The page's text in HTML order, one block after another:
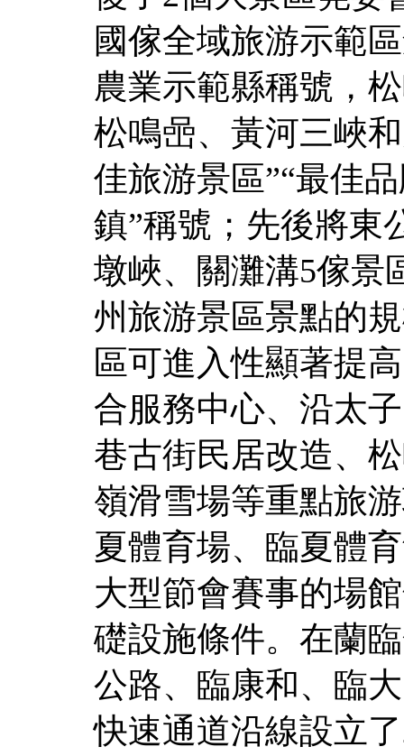
國傢全域旅游示範
農業示範縣稱號，
松鳴喦、黃河三峽
佳旅游景區”“最佳
鎮”稱號；先後將東
墩峽、關灘溝5傢景
州旅游景區景點的
區可進入性顯著提
合服務中心、沿太
巷古街民居改造、
嶺滑雪場等重點旅
夏體育場、臨夏體
大型節會賽事的場
礎設施條件。在蘭
公路、臨康和、臨
快速通道沿線設立